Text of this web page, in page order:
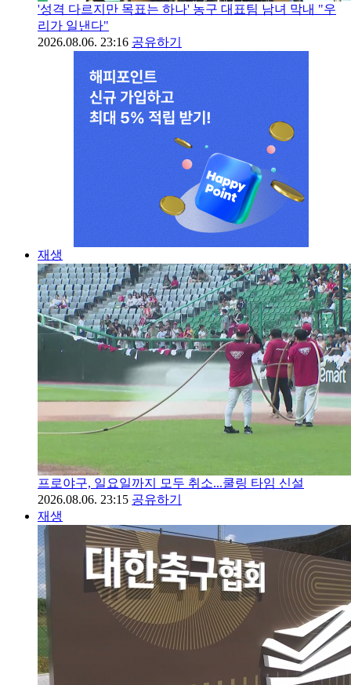
'성격 다르지만 목표는 하나' 농구 대표팀 남녀 막내 "우
리가 일낸다"
2026.08.06. 23:16 공유하기
재생
프로야구, 일요일까지 모두 취소...쿨링 타임 신설
2026.08.06. 23:15 공유하기
재생